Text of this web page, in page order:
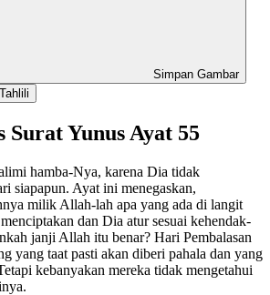
Simpan Gambar
Surat Yunus Ayat 55
hamba-Nya, karena Dia tidak
siapapun. Ayat ini menegaskan,
milik Allah-lah apa yang ada di langit
dan Dia atur sesuai kehendak-
janji Allah itu benar? Hari Pembalasan
yang taat pasti akan diberi pahala dan yang
kebanyakan mereka tidak mengetahui